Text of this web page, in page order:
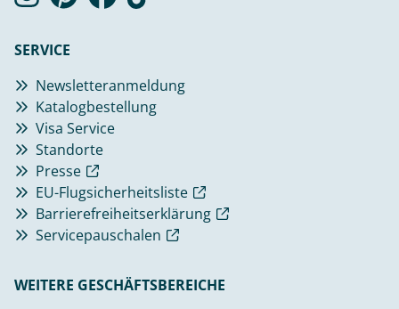
SERVICE
Newsletteranmeldung
Katalogbestellung
Visa Service
Standorte
Presse
EU-Flugsicherheitsliste
Barrierefreiheitserklärung
Servicepauschalen
WEITERE GESCHÄFTSBEREICHE